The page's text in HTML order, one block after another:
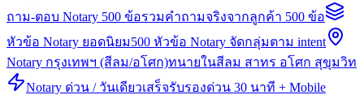
ถาม-ตอบ Notary 500 ข้อรวมคำถามจริงจากลูกค้า 500 ข้อ
หัวข้อ Notary ยอดนิยม500 หัวข้อ Notary จัดกลุ่มตาม intent
Notary กรุงเทพฯ (สีลม/อโศก)ทนายในสีลม สาทร อโศก สุขุมวิท
Notary ด่วน / วันเดียวเสร็จรับรองด่วน 30 นาที + Mobile